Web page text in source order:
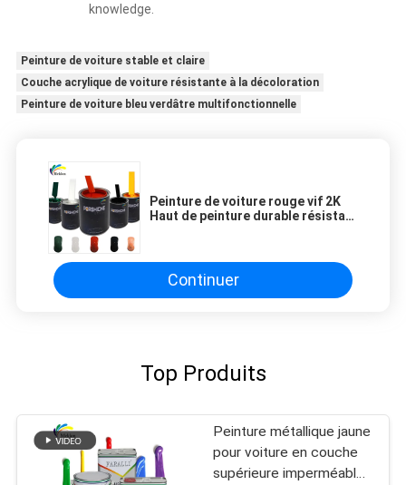
knowledge.
Peinture de voiture stable et claire
Couche acrylique de voiture résistante à la décoloration
Peinture de voiture bleu verdâtre multifonctionnelle
Peinture de voiture rouge vif 2K
Haut de peinture durable résistant
Continuer
Top Produits
Peinture métallique jaune
pour voiture en couche
supérieure imperméable